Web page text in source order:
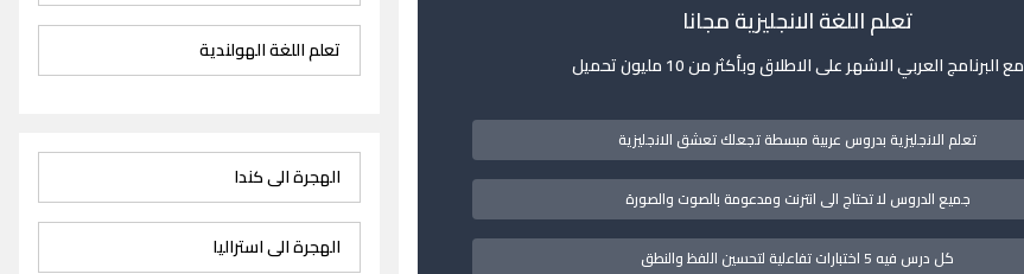
تعلم اللغة الانجليزية مجانا
مع البرنامج العربي الاشهر على الاطلاق وبأكثر من 10 مليون تحميل
تعلم الانجليزية بدروس عربية مبسطة تجعلك تعشق الانجليزية
جميع الدروس لا تحتاج الى انترنت ومدعومة بالصوت والصورة
كل درس فيه 5 اختبارات تفاعلية لتحسين اللفظ والنطق
تعلم اللغة الهولندية
الهجرة الى كندا
الهجرة الى استراليا